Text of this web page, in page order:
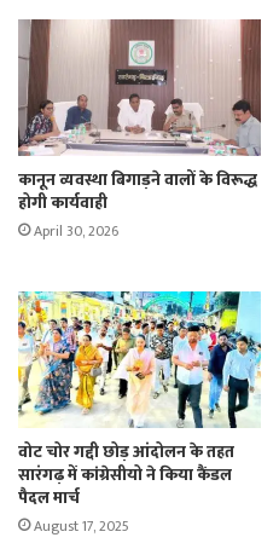
कानून व्यवस्था बिगाड़ने वालों के विरूद्ध
होगी कार्यवाही
April 30, 2026
वोट चोर गद्दी छोड़ आंदोलन के तहत
सारंगढ़ में कांग्रेसीयो ने किया कैंडल
पैदल मार्च
August 17, 2025